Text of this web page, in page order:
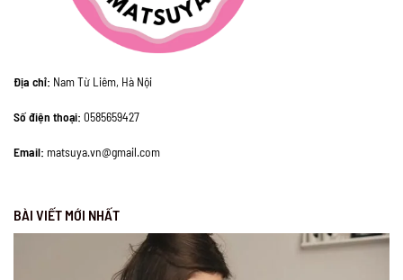
Địa chỉ: Nam Từ Liêm, Hà Nội
Số điện thoại: 0585659427
Email: matsuya.vn@gmail.com
BÀI VIẾT MỚI NHẤT